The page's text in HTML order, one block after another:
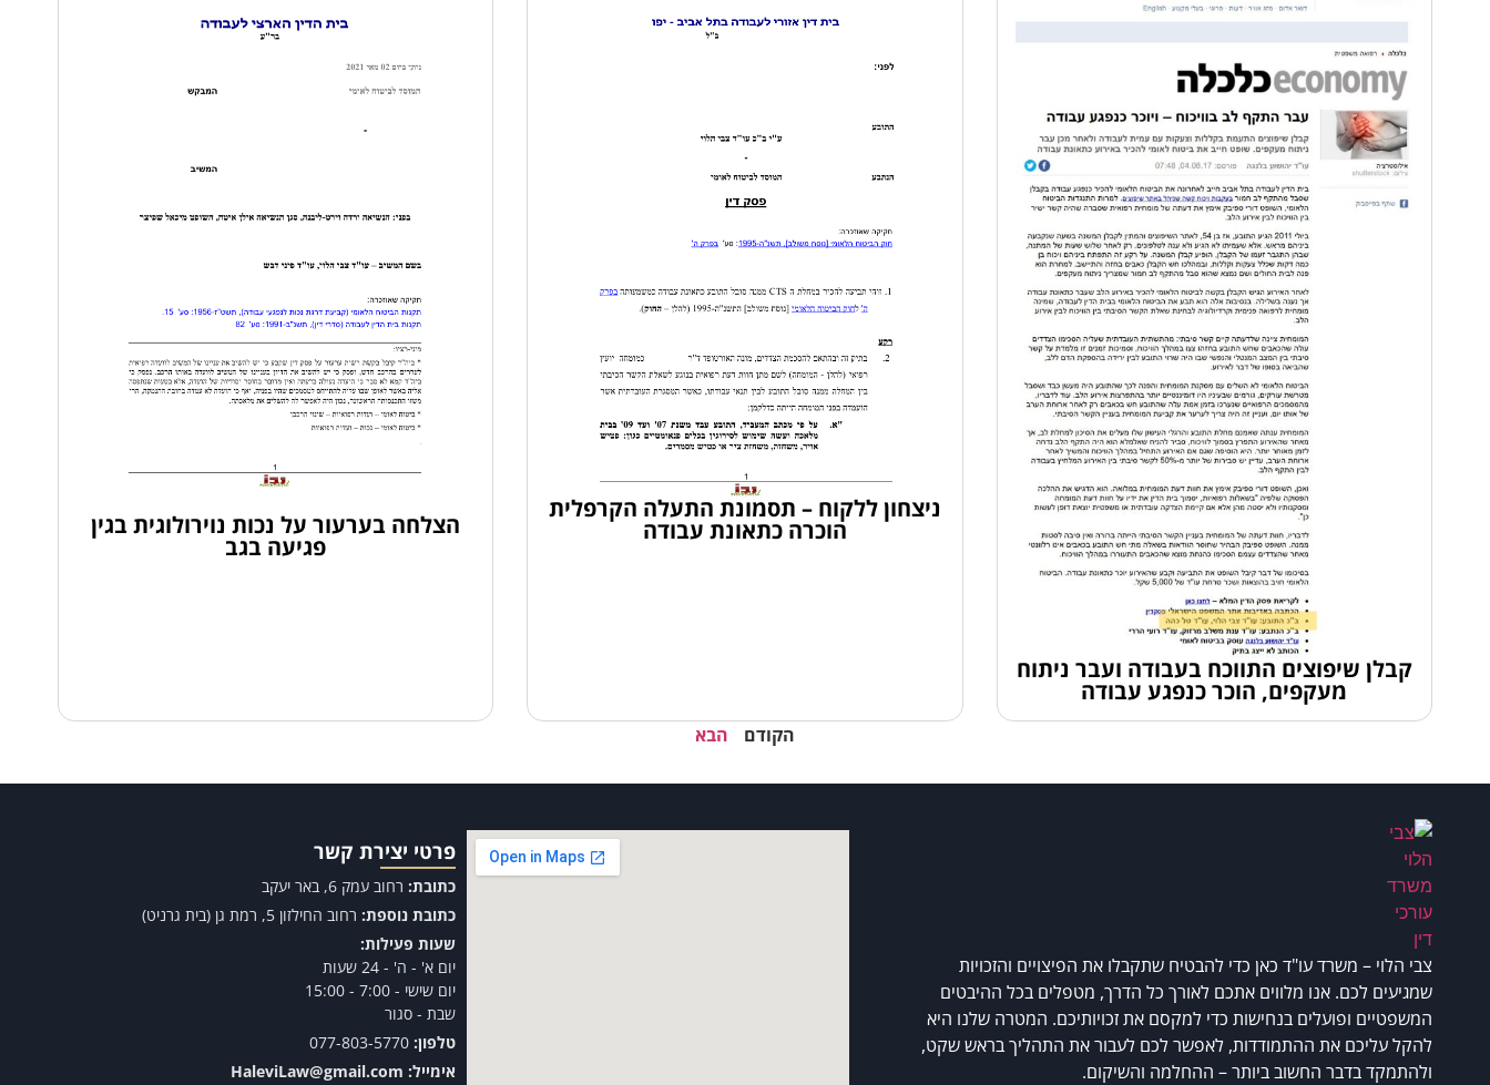
קבלן שיפוצים התווכח בעבודה ועבר ניתוח
מעקפים, הוכר כנפגע עבודה
ניצחון ללקוח – תסמונת התעלה הקרפלית
הוכרה כתאונת עבודה הצלחה בערעור על נכות נוירולוגית בגין
פגיעה בגב
הקודם הבא
צבי הלוי – משרד עו"ד כאן כדי להבטיח שתקבלו את הפיצויים והזכויות
שמגיעים לכם. אנו מלווים אתכם לאורך כל הדרך, מטפלים בכל ההיבטים
המשפטיים ופועלים בנחישות כדי למקסם את זכויותיכם. המטרה שלנו היא
להקל עליכם את ההתמודדות, לאפשר לכם לעבור את התהליך בראש שקט,
ולהתמקד בדבר החשוב ביותר – ההחלמה והשיקום.
פרטי יצירת קשר
כתובת:רחוב עמק 6, באר יעקב
כתובת נוספת:רחוב החילזון 5, רמת גן (בית גרניט)
שעות פעילות:
יום א' - ה' - 24 שעות
יום שישי - 7:00 - 15:00
שבת - סגור
טלפון:077-803-5770
אימייל: HaleviLaw@gmail.com